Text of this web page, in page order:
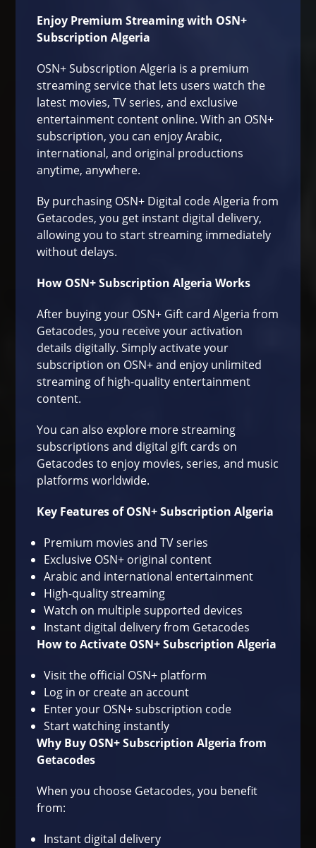
Enjoy Premium Streaming with OSN+
Subscription Algeria
OSN+ Subscription Algeria is a premium
streaming service that lets users watch the
latest movies, TV series, and exclusive
entertainment content online. With an OSN+
subscription, you can enjoy Arabic,
international, and original productions
anytime, anywhere.
By purchasing OSN+ Digital code Algeria from
Getacodes, you get instant digital delivery,
allowing you to start streaming immediately
without delays.
How OSN+ Subscription Algeria Works
After buying your OSN+ Gift card Algeria from
Getacodes, you receive your activation
details digitally. Simply activate your
subscription on OSN+ and enjoy unlimited
streaming of high-quality entertainment
content.
You can also explore morestreaming
subscriptions and digital gift cards on
Getacodesto enjoy movies, series, and music
platforms worldwide.
Key Features of OSN+ Subscription Algeria
Premium movies and TV series
Exclusive OSN+ original content
Arabic and international entertainment
High-quality streaming
Watch on multiple supported devices
Instant digital delivery from Getacodes
How to Activate OSN+ Subscription Algeria
Visit the official OSN+ platform
Log in or create an account
Enter your OSN+ subscription code
Start watching instantly
Why Buy OSN+ Subscription Algeria from
Getacodes
When you choose Getacodes, you benefit
from:
Instant digital delivery